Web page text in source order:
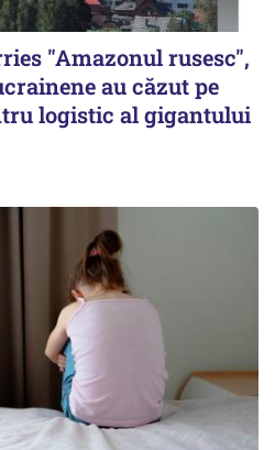
"Amazonul rusesc",
au căzut pe
logistic al gigantului